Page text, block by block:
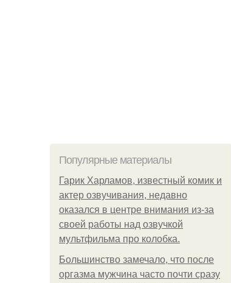
Популярные материалы
Гарик Харламов, известный комик и
актер озвучивания, недавно
оказался в центре внимания из-за
своей работы над озвучкой
мультфильма про колобка.
Большинство замечало, что после
оргазма мужчина часто почти сразу